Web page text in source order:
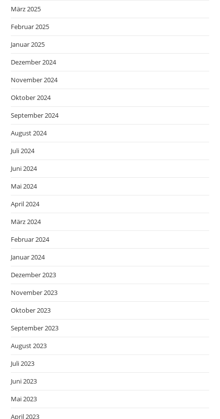
März 2025
Februar 2025
Januar 2025
Dezember 2024
November 2024
Oktober 2024
September 2024
August 2024
Juli 2024
Juni 2024
Mai 2024
April 2024
März 2024
Februar 2024
Januar 2024
Dezember 2023
November 2023
Oktober 2023
September 2023
August 2023
Juli 2023
Juni 2023
Mai 2023
April 2023